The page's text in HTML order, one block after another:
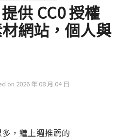
供 CC0 授權
網站，個人與
on 2026 年 08 月 04 日
，繼上週推薦的